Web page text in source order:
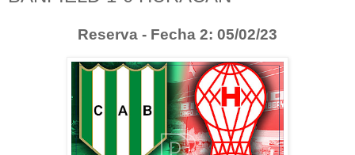
Reserva - Fecha 2: 05/02/23